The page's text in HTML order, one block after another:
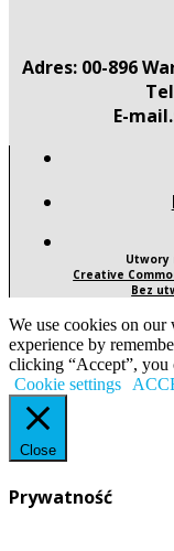
Adres: 00-896
E-
Utwory
Creative
Bez
We use cookies on
experience by
clicking “Accept”, you
Cookie settings
Close
Prywatność